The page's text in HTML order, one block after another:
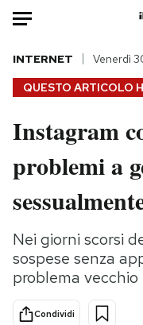
HOME
Italia
Politica
Tecnologia
Scienza
Sport
QUESTO ARTICOLO
INTERNET Venerdì
Instagram
problemi a
Nei giorni scorsi
sospese senza
problema
Condividi